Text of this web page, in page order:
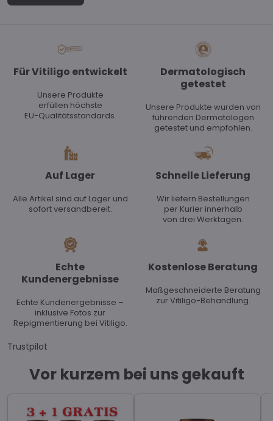
Für Vitiligo entwickelt
Unsere Produkte
erfüllen höchste
EU-Qualitätsstandards.
Dermatologisch
getestet
Unsere Produkte wurden von
führenden Dermatologen
getestet und empfohlen.
Auf Lager
Alle Artikel sind auf Lager und
sofort versandbereit.
Schnelle Lieferung
Wir liefern Bestellungen
per Kurier innerhalb
von drei Werktagen.
Echte
Kundenergebnisse
Echte Kundenergebnisse –
inklusive Fotos zur
Repigmentierung bei Vitiligo.
Kostenlose Beratung
Maßgeschneiderte Beratung
zur Vitiligo-Behandlung.
Trustpilot
Vor kurzem bei uns gekauft